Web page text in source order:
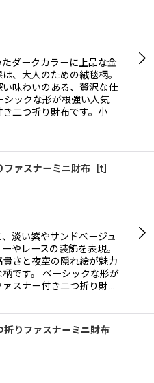
ダークカラーに上品な金
、大人のための絨毯柄。
味わいのある、贅沢な仕
シックな形が根強い人気
二つ折り財布です。小
ァスナーミニ財布［t］
淡い紫やサンドベージュ
やレースの装飾を表現。
さと夜空の隠れ絵が魅力
です。 ベーシックな形が
スナー付き二つ折り財…
折りファスナーミニ財布